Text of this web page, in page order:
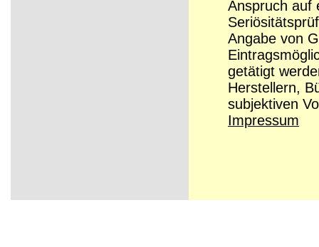
Anspruch auf
Angabe von
getätigt
Herstellern,
subjektiven
Impressum